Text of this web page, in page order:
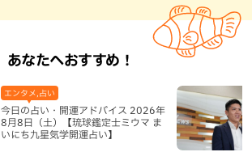
あなたへおすすめ！
今日の占い・開運アドバイス 2026年
8月8日（土）【琉球鑑定士ミウマ ま
いにち九星気学開運占い】
エンタメ,占い